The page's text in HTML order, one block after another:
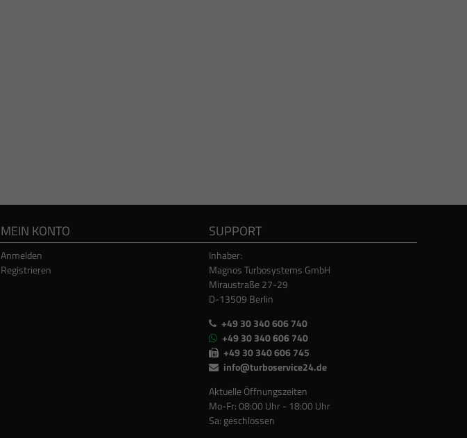
MEIN KONTO
Anmelden
Registrieren
SUPPORT
Inhaber:
Magnos Turbosystems GmbH
Miraustraße 27-29
D-13509 Berlin
+49 30 340 606 740
+49 30 340 606 740
+49 30 340 606 745
info@turboservice24.de
Aktuelle Öffnungszeiten
Mo-Fr: 08:00 Uhr - 18:00 Uhr
Sa: geschlossen